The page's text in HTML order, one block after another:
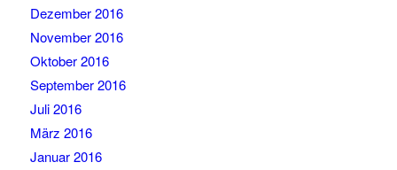
Dezember 2016
November 2016
Oktober 2016
September 2016
Juli 2016
März 2016
Januar 2016